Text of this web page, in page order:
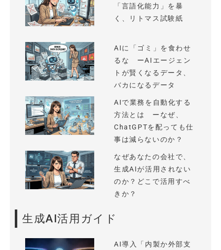
「言語化能力」を暴
く、リトマス試験紙
AIに「ゴミ」を食わせ
るな ーAIエージェン
トが賢くなるデータ、
バカになるデータ
AIで業務を自動化する
方法とは ーなぜ、
ChatGPTを配っても仕
事は減らないのか？
なぜあなたの会社で、
生成AIが活用されない
のか？どこで活用すべ
きか？
生成AI活用ガイド
AI導入「内製か外部支